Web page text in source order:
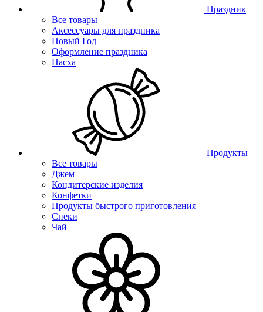
Праздник
Все товары
Аксессуары для праздника
Новый Год
Оформление праздника
Пасха
Продукты
Все товары
Джем
Кондитерские изделия
Конфетки
Продукты быстрого приготовления
Снеки
Чай